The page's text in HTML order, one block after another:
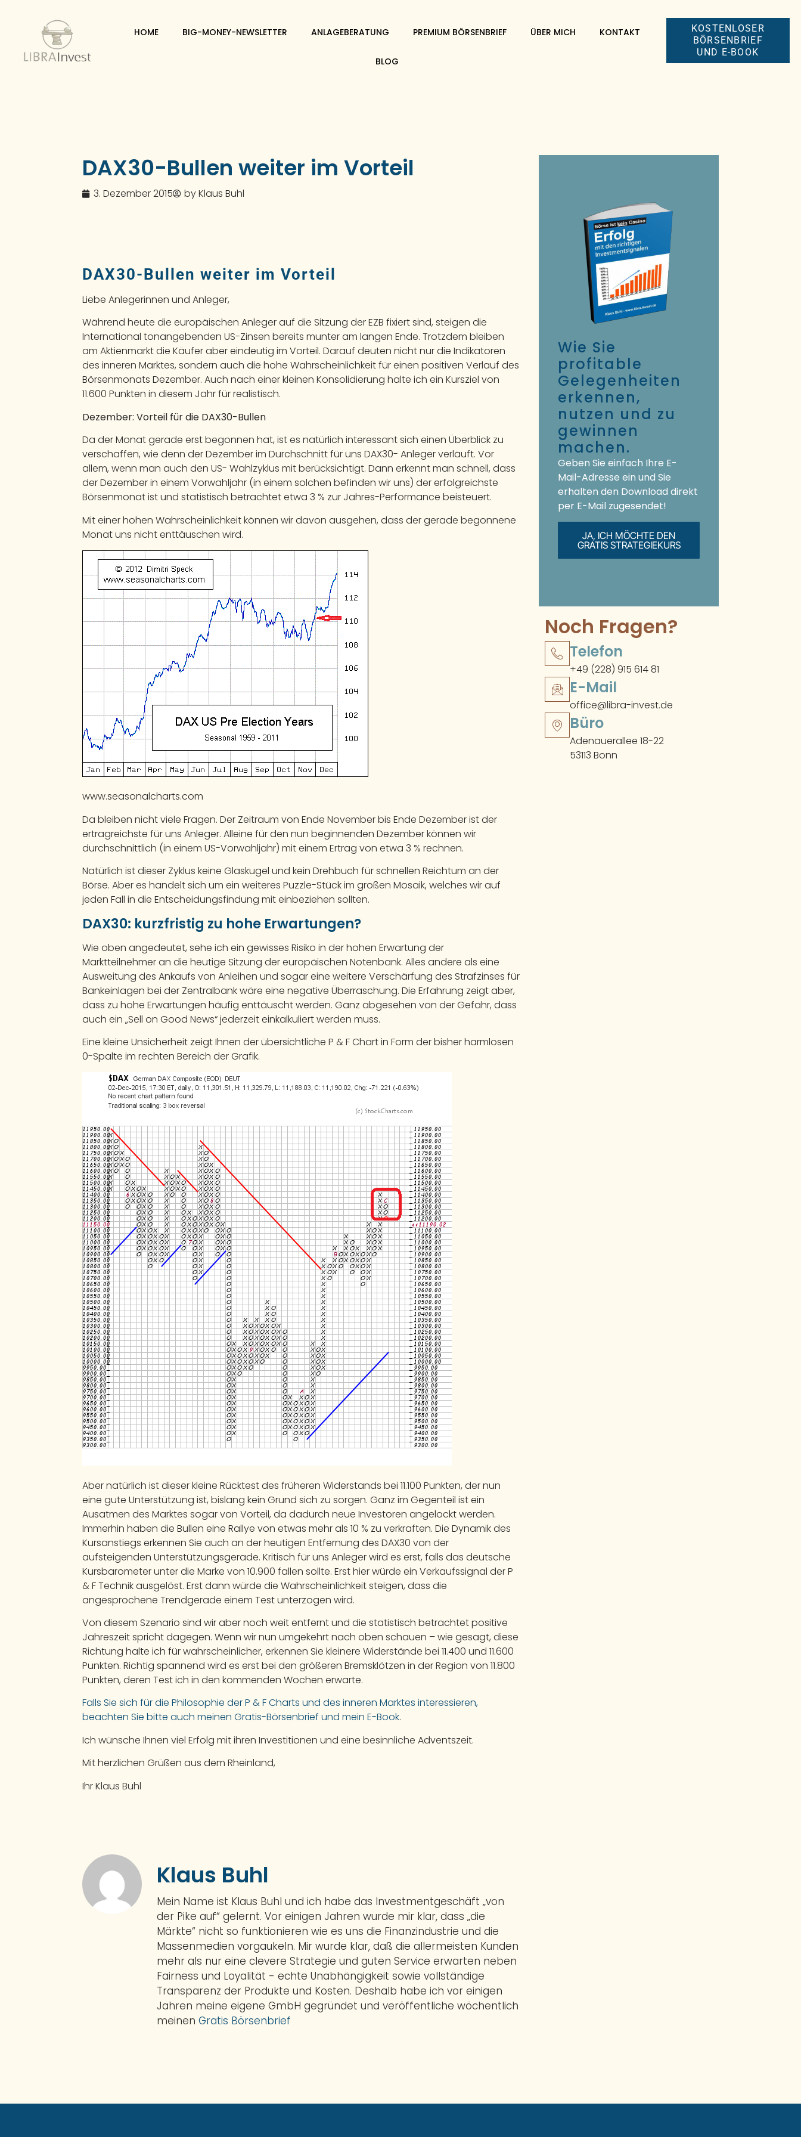
HOME BIG-MONEY-NEWSLETTER ANLAGEBERATUNG PREMIUM BÖRSENBRIEF ÜBER MICH KONTAKT
BLOG
KOSTENLOSER
BÖRSENBRIEF
UND E-BOOK
DAX30-Bullen weiter im Vorteil
3. Dezember 2015 byKlaus Buhl
DAX30-Bullen weiter im Vorteil
Liebe Anlegerinnen und Anleger,
Während heute die europäischen Anleger auf die Sitzung der EZB fixiert sind, steigen die
International tonangebenden US-Zinsen bereits munter am langen Ende. Trotzdem bleiben
am Aktienmarkt die Käufer aber eindeutig im Vorteil. Darauf deuten nicht nur die Indikatoren
des inneren Marktes, sondern auch die hohe Wahrscheinlichkeit für einen positiven Verlauf des
Börsenmonats Dezember. Auch nach einer kleinen Konsolidierung halte ich ein Kursziel von
11.600 Punkten in diesem Jahr für realistisch.
Dezember: Vorteil für die DAX30-Bullen
Da der Monat gerade erst begonnen hat, ist es natürlich interessant sich einen Überblick zu
verschaffen, wie denn der Dezember im Durchschnitt für uns DAX30- Anleger verläuft. Vor
allem, wenn man auch den US- Wahlzyklus mit berücksichtigt. Dann erkennt man schnell, dass
der Dezember in einem Vorwahljahr (in einem solchen befinden wir uns) der erfolgreichste
Börsenmonat ist und statistisch betrachtet etwa 3 % zur Jahres-Performance beisteuert.
Mit einer hohen Wahrscheinlichkeit können wir davon ausgehen, dass der gerade begonnene
Monat uns nicht enttäuschen wird.
www.seasonalcharts.com
Da bleiben nicht viele Fragen. Der Zeitraum von Ende November bis Ende Dezember ist der
ertragreichste für uns Anleger. Alleine für den nun beginnenden Dezember können wir
durchschnittlich (in einem US-Vorwahljahr) mit einem Ertrag von etwa 3 % rechnen.
Natürlich ist dieser Zyklus keine Glaskugel und kein Drehbuch für schnellen Reichtum an der
Börse. Aber es handelt sich um ein weiteres Puzzle-Stück im großen Mosaik, welches wir auf
jeden Fall in die Entscheidungsfindung mit einbeziehen sollten.
DAX30: kurzfristig zu hohe Erwartungen?
Wie oben angedeutet, sehe ich ein gewisses Risiko in der hohen Erwartung der
Marktteilnehmer an die heutige Sitzung der europäischen Notenbank. Alles andere als eine
Ausweitung des Ankaufs von Anleihen und sogar eine weitere Verschärfung des Strafzinses für
Bankeinlagen bei der Zentralbank wäre eine negative Überraschung. Die Erfahrung zeigt aber,
dass zu hohe Erwartungen häufig enttäuscht werden. Ganz abgesehen von der Gefahr, dass
auch ein „Sell on Good News“ jederzeit einkalkuliert werden muss.
Eine kleine Unsicherheit zeigt Ihnen der übersichtliche P & F Chart in Form der bisher harmlosen
0-Spalte im rechten Bereich der Grafik.
Aber natürlich ist dieser kleine Rücktest des früheren Widerstands bei 11.100 Punkten, der nun
eine gute Unterstützung ist, bislang kein Grund sich zu sorgen. Ganz im Gegenteil ist ein
Ausatmen des Marktes sogar von Vorteil, da dadurch neue Investoren angelockt werden.
Immerhin haben die Bullen eine Rallye von etwas mehr als 10 % zu verkraften. Die Dynamik des
Kursanstiegs erkennen Sie auch an der heutigen Entfernung des DAX30 von der
aufsteigenden Unterstützungsgerade. Kritisch für uns Anleger wird es erst, falls das deutsche
Kursbarometer unter die Marke von 10.900 fallen sollte. Erst hier würde ein Verkaufssignal der P
& F Technik ausgelöst. Erst dann würde die Wahrscheinlichkeit steigen, dass die
angesprochene Trendgerade einem Test unterzogen wird.
Von diesem Szenario sind wir aber noch weit entfernt und die statistisch betrachtet positive
Jahreszeit spricht dagegen. Wenn wir nun umgekehrt nach oben schauen – wie gesagt, diese
Richtung halte ich für wahrscheinlicher, erkennen Sie kleinere Widerstände bei 11.400 und 11.600
Punkten. Richtig spannend wird es erst bei den größeren Bremsklötzen in der Region von 11.800
Punkten, deren Test ich in den kommenden Wochen erwarte.
Falls Sie sich für die Philosophie der P & F Charts und des inneren Marktes interessieren,
beachten Sie bitte auch meinen Gratis-Börsenbrief und mein E-Book.
Ich wünsche Ihnen viel Erfolg mit ihren Investitionen und eine besinnliche Adventszeit.
Mit herzlichen Grüßen aus dem Rheinland,
Ihr Klaus Buhl
Klaus Buhl
Mein Name ist Klaus Buhl und ich habe das Investmentgeschäft „von
der Pike auf“ gelernt. Vor einigen Jahren wurde mir klar, dass „die
Märkte“ nicht so funktionieren wie es uns die Finanzindustrie und die
Massenmedien vorgaukeln. Mir wurde klar, daß die allermeisten Kunden
mehr als nur eine clevere Strategie und guten Service erwarten neben
Fairness und Loyalität - echte Unabhängigkeit sowie vollständige
Transparenz der Produkte und Kosten. Deshalb habe ich vor einigen
Jahren meine eigene GmbH gegründet und veröffentliche wöchentlich
meinen Gratis Börsenbrief
Wie Sie
profitable
Gelegenheiten
erkennen,
nutzen und zu
gewinnen
machen.
Geben Sie einfach Ihre E-
Mail-Adresse ein und Sie
erhalten den Download direkt
per E-Mail zugesendet!
JA, ICH MÖCHTE DEN
GRATIS STRATEGIEKURS
Noch Fragen?
Telefon
+49 (228) 915 614 81
E-Mail
office@libra-invest.de
Büro
Adenauerallee 18-22
53113 Bonn